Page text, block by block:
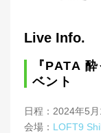
Live Info.
『PATA
ベント
日程：2024年5月
会場： LOFT9